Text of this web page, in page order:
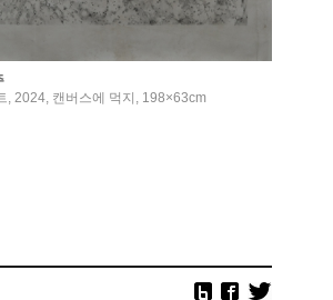
, 2024, 캔버스에 먹지, 198×63cm